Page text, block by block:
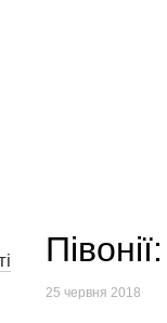
25 червня 2018